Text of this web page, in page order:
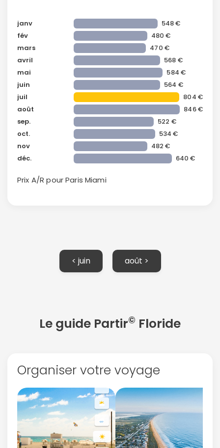
janv
548 €
fév
480 €
mars
470 €
avril
568 €
mai
584 €
juin
564 €
juil
804 €
août
846 €
sep.
522 €
oct.
534 €
nov
482 €
déc.
640 €
Prix A/R pour Paris Miami
< juin août >
Le guide Partir© Floride
Organiser votre voyage
Continuer avec Apple
ou connectez-vous par mail